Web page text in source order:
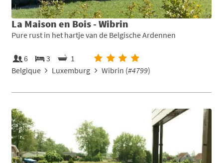
La Maison en Bois - Wibrin
Pure rust in het hartje van de Belgische Ardennen
6 3
1
Belgique
Luxemburg Wibrin (#4799)